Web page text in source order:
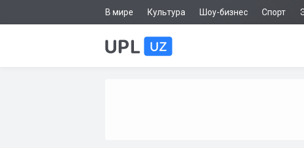
В мире Культура Шоу-бизнес Спорт